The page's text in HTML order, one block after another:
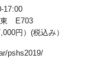
E703
円）(税込み）